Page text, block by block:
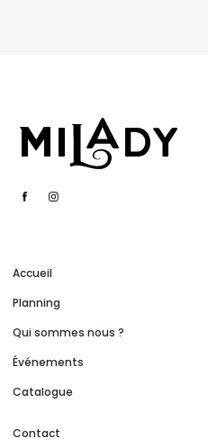
Accueil
Planning
Qui sommes nous ?
Événements
Catalogue
Contact